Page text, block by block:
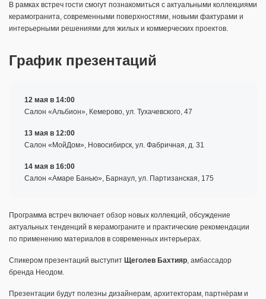
В рамках встреч гости смогут познакомиться с актуальными коллекциями
керамогранита, современными поверхностями, новыми фактурами и
интерьерными решениями для жилых и коммерческих проектов.
График презентаций
12 мая в 14:00
Салон «Альбион», Кемерово, ул. Тухачевского, 47
13 мая в 12:00
Салон «МойДом», Новосибирск, ул. Фабричная, д. 31
14 мая в 16:00
Салон «Амаре Банью», Барнаул, ул. Партизанская, 175
Программа встреч включает обзор новых коллекций, обсуждение
актуальных тенденций в керамограните и практические рекомендации
по применению материалов в современных интерьерах.
Спикером презентаций выступит Щеголев Бахтияр, амбассадор
бренда Неодом.
Презентации будут полезны дизайнерам, архитекторам, партнёрам и